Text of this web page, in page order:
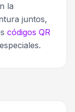
la
juntos,
códigos QR